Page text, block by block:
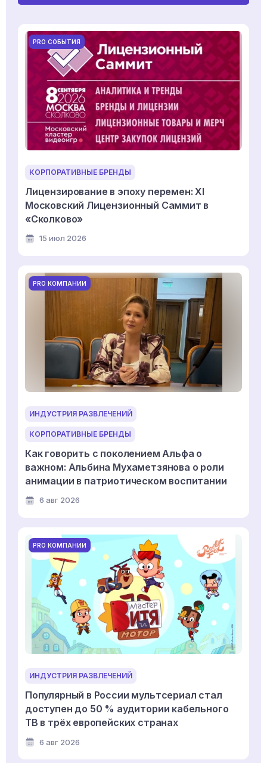
PRO СОБЫТИЯ
КОРПОРАТИВНЫЕ БРЕНДЫ
Лицензирование в эпоху перемен: XI
Московский Лицензионный Саммит в
«Сколково»
15 июл 2026
PRO КОМПАНИИ
ИНДУСТРИЯ РАЗВЛЕЧЕНИЙ
КОРПОРАТИВНЫЕ БРЕНДЫ
Как говорить с поколением Альфа о
важном: Альбина Мухаметзянова о роли
анимации в патриотическом воспитании
6 авг 2026
PRO КОМПАНИИ
ИНДУСТРИЯ РАЗВЛЕЧЕНИЙ
Популярный в России мультсериал стал
доступен до 50 % аудитории кабельного
ТВ в трёх европейских странах
6 авг 2026